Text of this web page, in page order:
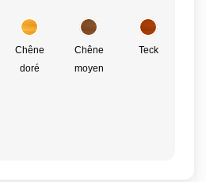
Chêne
doré
Chêne
moyen
Teck